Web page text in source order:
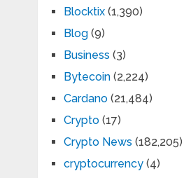
Blocktix(1,390)
Blog(9)
Business (3)
Bytecoin(2,224)
Cardano(21,484)
Crypto(17)
Crypto News (182,205)
cryptocurrency(4)